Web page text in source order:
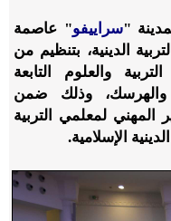
"سراييفو" عاصمة
الدينية، بتنظيم من
والعلوم التابعة
والهرسك، وذلك ضمن
المهني لمعلمي التربية
الإسلامية.